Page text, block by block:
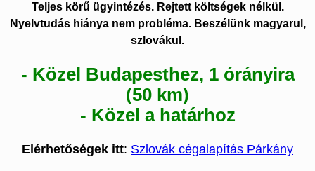
Teljes körű ügyintézés. Rejtett költségek nélkül.
Nyelvtudás hiánya nem probléma. Beszélünk magyarul,
szlovákul.
- Közel Budapesthez, 1 órányira
(50 km)
- Közel a határhoz
Elérhetőségek itt: Szlovák cégalapítás Párkány